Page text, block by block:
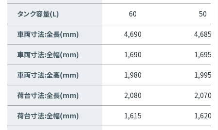
タンク容量(L) 60 50
車両寸法:全長(mm) 4,690 4,685
車両寸法:全幅(mm) 1,690 1,695
車両寸法:全高(mm) 1,980 1,995
荷台寸法:全長(mm) 2,080 2,070
荷台寸法:全幅(mm) 1,615 1,620